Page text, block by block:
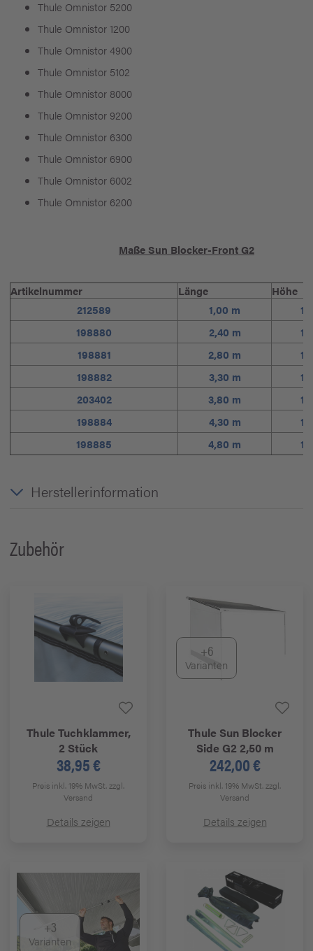
Thule Omnistor 5200
Thule Omnistor 1200
Thule Omnistor 4900
Thule Omnistor 5102
Thule Omnistor 8000
Thule Omnistor 9200
Thule Omnistor 6300
Thule Omnistor 6900
Thule Omnistor 6002
Thule Omnistor 6200
Maße Sun Blocker-Front G2
Artikelnummer Länge
Höhe
212589
1,00 m
198880
2,40 m
198881
2,80 m
198882
3,30 m
203402
3,80 m
198884
4,30 m
198885
4,80 m
Herstellerinformation
Zubehör
Thule Tuchklammer,
2 Stück
38,95 €
Preis inkl. 19% MwSt.zzgl.
Versand
Details zeigen
+6
Varianten
Thule Sun Blocker
Side G2 2,50 m
242,00 €
Preis inkl. 19% MwSt.zzgl.
Versand
Details zeigen
+3
Varianten